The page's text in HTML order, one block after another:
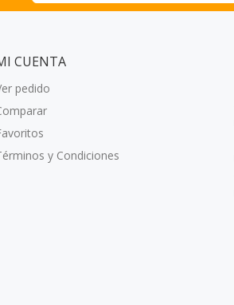
CUENTA
pedido
y Condiciones